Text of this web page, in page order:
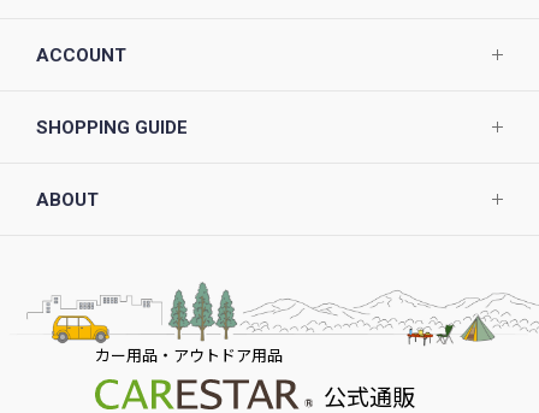
ACCOUNT
SHOPPING GUIDE
ABOUT
カー用品・アウトドア用品
公式通販